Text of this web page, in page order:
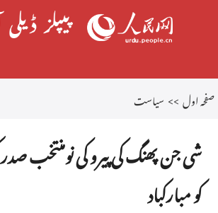
صفحہ اول>> سیاست
شی جن پھنگ کی پیرو کی نومنتخب
کو مبارکباد